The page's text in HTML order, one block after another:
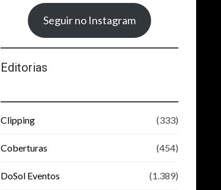
Seguir no Instagram
Editorias
Clipping (333)
Coberturas (454)
DoSol Eventos (1.389)